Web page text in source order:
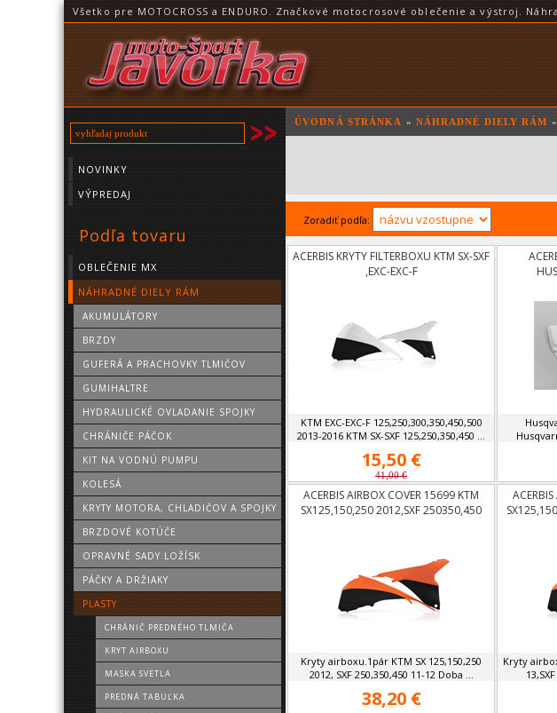
Všetko pre MOTOCROSS a ENDURO. Značkové motocrosové oblečenie a výstroj.
NOVINKY
VÝPREDAJ
Podľa tovaru
OBLEČENIE MX
NÁHRADNÉ DIELY RÁM
AKUMULÁTORY
BRZDY
GUFERÁ A PRACHOVKY TLMIČOV
GUMIHALTRE
HYDRAULICKÉ OVLADANIE SPOJKY
CHRÁNIČE PÁČOK
KIT NA VODNÚ PUMPU
KOLESÁ
KRYTY MOTORA, CHLADIČOV A SPOJKY
BRZDOVÉ KOTÚČE
OPRAVNÉ SADY LOŽÍSK
PÁČKY A DRŽIAKY
PLASTY
CHRÁNIČ PREDNÉHO TLMIČA
KRYT AIRBOXU
MASKA SVETLA
PREDNÁ TABUĽKA
ÚVODNÁ STRÁNKA » NÁHRADNÉ DIELY RÁM
Zoradiť podľa:
ACERBIS KRYTY FILTERBOXU KTM SX-SXF
,EXC-EXC-F
KTM EXC-EXC-F 125,250,300,350,450,500
2013-2016 KTM SX-SXF 125,250,350,450 ...
15,50 €
41,00 €
ACERBIS AIRBOX COVER 15699 KTM
SX125,150,250 2012,SXF 250350,450
Kryty airboxu.1pár KTM SX 125,150,250
2012, SXF 250,350,450 11-12 Doba ...
38,20 €
Kryty